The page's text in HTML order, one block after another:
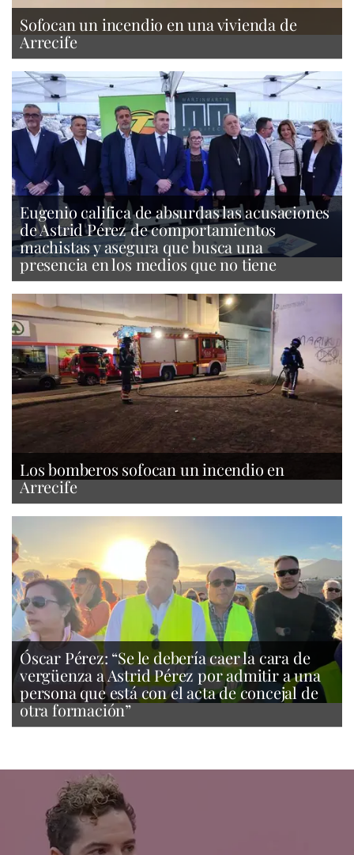
Sofocan un incendio en una vivienda de
Arrecife
Eugenio califica de absurdas las acusaciones
de Astrid Pérez de comportamientos
machistas y asegura que busca una
presencia en los medios que no tiene
Los bomberos sofocan un incendio en
Arrecife
Óscar Pérez: “Se le debería caer la cara de
vergüenza a Astrid Pérez por admitir a una
persona que está con el acta de concejal de
otra formación”